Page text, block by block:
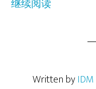
继续阅读
Written byIDM